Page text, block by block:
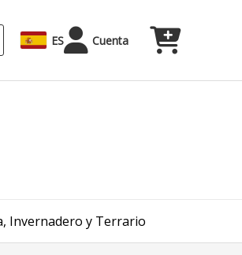
ES Cuenta
Invernadero y Terrario